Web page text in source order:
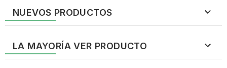
NUEVOS PRODUCTOS 
LA MAYORÍA VER PRODUCTO 